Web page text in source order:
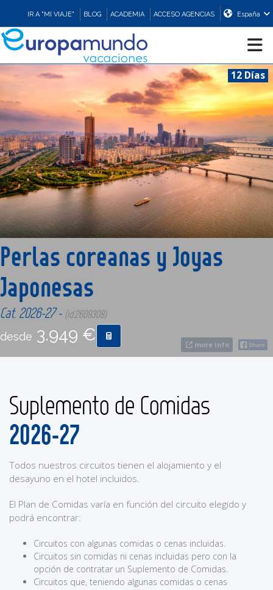
IR A "MI VIAJE" BLOG ACADEMIA ACCESO AGENCIAS España
CRUCEROS
EUROPA
ASIA
ORIENTE
PROMOCIONES
COMPRAR
12 Días
more info
Perlas coreanas y Joyas
Japonesas
Cat. 2026-27 - (id:2609308)
desde 3.949 €
Suplemento de Comidas
2026-27
Todos nuestros circuitos tienen el alojamiento y el
desayuno en el hotel incluidos.
El Plan de Comidas varía en función del circuito elegido y
podrá encontrar:
Circuitos con algunas comidas o cenas incluidas.
Circuitos sin comidas ni cenas incluidas pero con la
opción de contratar un Suplemento de Comidas.
Circuitos que, teniendo algunas comidas o cenas